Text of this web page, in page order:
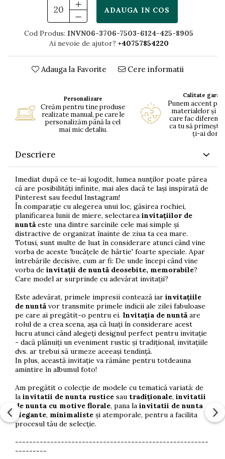
ADAUGA IN COS
Cod Produs: INVN06-3706-7503-6124-425-8905
Ai nevoie de ajutor? +40757854220
Adauga la Favorite Cere informatii
Personalizare
Creăm pentru tine produse
realizate manual, pe care le
personalizăm până la cel
mai mic detaliu.
Calitate
Punem accent pe
materialelor și
care fac
ca tu să primești
ți-ai dorit.
Descriere
Imediat după ce te-ai logodit, lumea nunților poate părea
că are posibilități infinite, mai ales dacă te lași inspirată de
Pinterest sau feedul Instagram!
În comparație cu alegerea unui loc, găsirea rochiei,
planificarea lunii de miere, selectarea invitațiilor de
nuntăeste una dintre sarcinile cele mai simple și
distractive de organizat înainte de ziua ta cea mare.
Totusi, sunt multe de luat în considerare atunci când vine
vorba de aceste 'bucățele de hârtie' foarte speciale. Apar
întrebările decisive, cum ar fi: De unde începi când vine
vorba de invitații de nuntă deosebite, memorabile?
Care model ar surprinde cu adevărat invitații?
Este adevărat, primele impresii contează iar invitațiile
de nuntăvor transmite primele indicii ale zilei fabuloase
pe care ai pregătit-o pentru ei. Invitația de nuntăare
rolul de a crea scena, așa că luați în considerare acest
lucru atunci când alegeți designul perfect pentru invitație
- dacă plănuiți un eveniment rustic și tradițional, invitațiile
dvs. ar trebui să urmeze aceeași tendință.
In plus, această invitație va rămâne pentru totdeauna
amintire în albumul foto!
Am pregătit o colecție de modele cu tematică variată: de
la invitatii de nunta rustice sau tradiționale, invitatii
de nunta cu motive florale, pana la invitatii de nunta
elegante, minimaliste și atemporale, pentru a facilita
procesul tău de selecție.
-------------------------------------------------------
---------